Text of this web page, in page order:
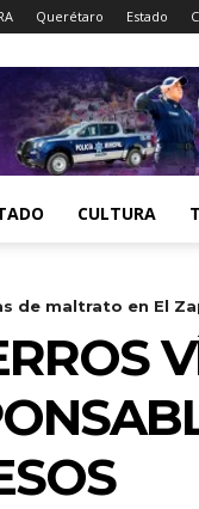
Querétaro Estado
CULTURA
de maltrato en El